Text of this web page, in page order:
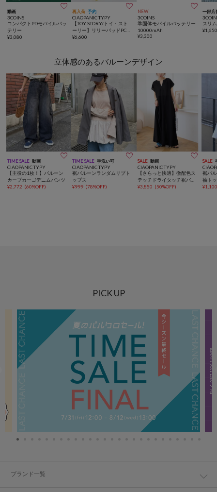
動画 
3COINS
コンパクトPDモバイルバッ
テリー
¥3,080
再入荷 予約 
CIAOPANIC TYPY
【TOY STORY/トイ・スト
ーリー】リリーパッドPC・
タブレットバッグ
¥6,600
NEW 
3COINS
準固体モバイルバッテリー
10000mAh
¥3,300
一部店
スリ
¥
立体感のあるバルーンデザイン
TIME SALE 動画 
CIAOPANIC TYPY
【主役の1枚！】バルーン
カーブカーゴデニムパンツ
¥2,772 (60%OFF)
TIME SALE 手洗い可 
CIAOPANIC TYPY
裾バルーンランダムリブト
ップス
¥999 (78%OFF)
SALE 動画 
CIAOPANIC TYPY
【さらっと快適】微配色ス
テッチドライタッチ裾バル
ーンカットソーワンピース
¥3,850 (50%OFF)
SALE
裾バ
袖ト
¥
PICK UP
ブランド一覧